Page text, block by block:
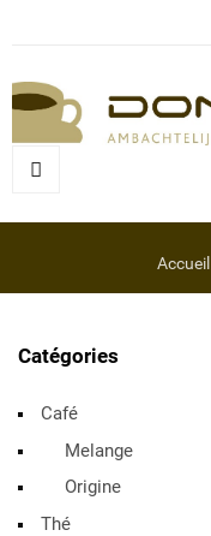
Accueil
Catégories
Café
Melange
Origine
Thé